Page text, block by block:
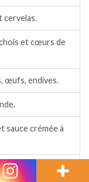
cervelas.
et cœurs de
œufs, endives.
sauce crémée à